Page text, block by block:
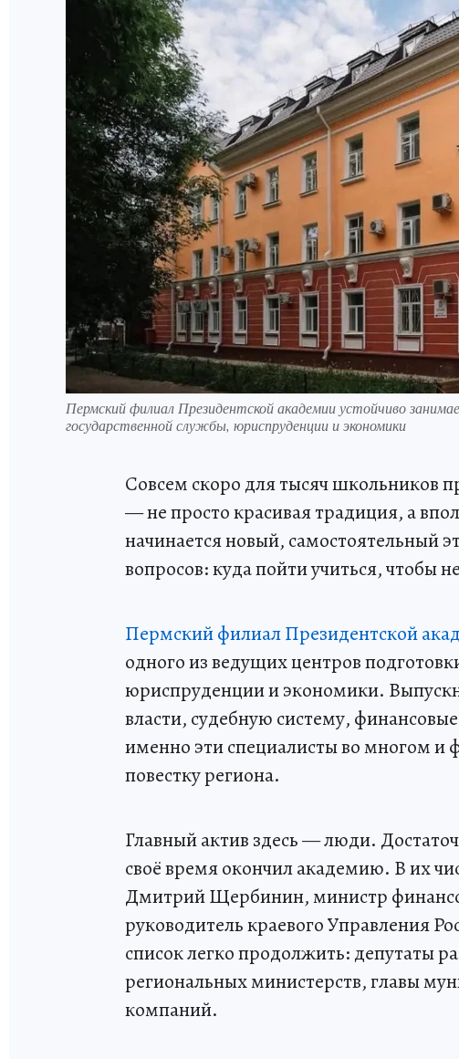
Пермский филиал Президентской академии устойчиво
государственной службы, юриспруденции и экономики
Совсем скоро для тысяч школьников
— не просто красивая традиция, а
начинается новый, самостоятельный
вопросов: куда пойти учиться, чтобы
Пермский филиал Президентской
одного из ведущих центров
юриспруденции и экономики.
власти, судебную систему,
именно эти специалисты во многом
повестку региона.
Главный актив здесь — люди.
своё время окончил академию. В их
Дмитрий Щербинин, министр
руководитель краевого Управления
список легко продолжить: депутаты
региональных министерств, главы
компаний.